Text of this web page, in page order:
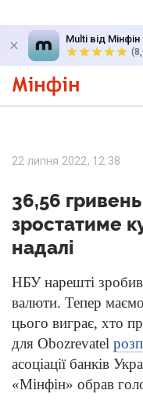
Multi від Мінфін
22 липня 2022, 12:38
36,56
зростатиме
надалі
НБУ нарешті
валюти. Тепер маємо
цього виграє, хто
для Obozrevatel
асоціації банків
«Мінфін» обрав